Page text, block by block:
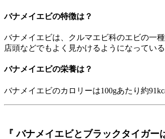
バナメイエビの特徴は？
バナメイエビは、クルマエビ科のエビの一
店頭などでもよく見かけるようになっている
バナメイエビの栄養は？
バナメイエビのカロリーは100gあたり約
『 バナメイエビとブラックタイガー